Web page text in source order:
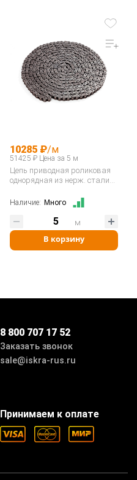
10285 ₽/м
51425 ₽ Цена за 5 м
Цепь приводная роликовая
однорядная из нерж. стали
Наличие: Много
В корзину
м
8 800 707 17 52
Заказать звонок
sale@iskra-rus.ru
Принимаем к оплате